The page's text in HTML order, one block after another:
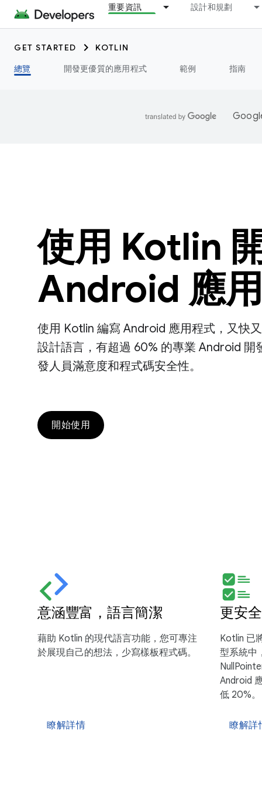
重要資訊 設計和規劃
GET STARTED
KOTLIN
總覽
開發更優質的應用程式 範例 指南
使用 Kotlin
Android 應
使用 Kotlin 編寫 Android 應用程式，又快
設計語言，有超過 60% 的專業 Android
發人員滿意度和程式碼安全性。
開始使用
意涵豐富，語言簡潔
藉助 Kotlin 的現代語言功能，您可專注
於展現自己的想法，少寫樣板程式碼。
瞭解詳情
更安
Kotlin 已
型系統中
Android
低 20%。
瞭解詳